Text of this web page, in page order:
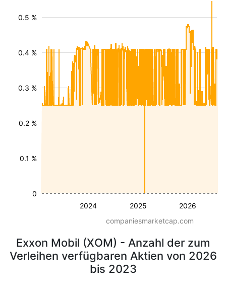
2024 2025 2026
0.1 %
0.2 %
0.3 %
0.4 %
0.5 %
0
companiesmarketcap.com
Exxon Mobil (XOM) - Anzahl der zum
Verleihen verfügbaren Aktien von 2026
bis 2023